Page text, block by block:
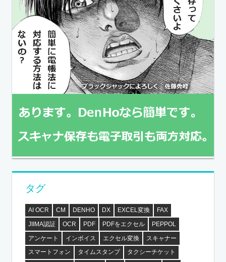
タグ
AI OCR CM DENHO DX EXCEL変換
FAX
JIIMA認証
OCR PDF PDFをエクセル
PEPPOL
アンケート
インボイス エクセル変換
スキャナー
スマートフォン
タイムスタンプ
タクシーチケット